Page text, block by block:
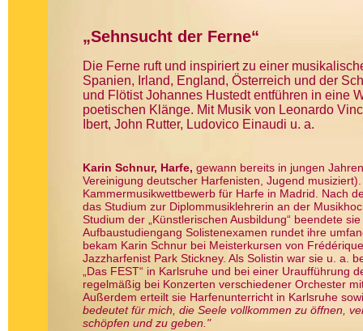
„Sehnsucht der Ferne“
Die Ferne ruft und inspiriert zu einer
Spanien, Irland, England, Österreich und der
und Flötist Johannes Hustedt entführen in eine
poetischen Klänge. Mit Musik von Leonardo
Ibert, John Rutter, Ludovico Einaudi u. a.
Karin Schnur, Harfe, gewann bereits in jungen
Vereinigung deutscher Harfenisten, Jugend
Kammermusikwettbewerb für Harfe in Madrid. Nach
das Studium zur Diplommusiklehrerin an der
Studium der „Künstlerischen Ausbildung“ beendete
Aufbaustudiengang Solistenexamen rundet ihre
bekam Karin Schnur bei Meisterkursen von
Jazzharfenist Park Stickney. Als Solistin war sie u. a.
„Das FEST“ in Karlsruhe und bei einer Uraufführung
regelmäßig bei Konzerten verschiedener Orchester
Außerdem erteilt sie Harfenunterricht in Karlsruhe
bedeutet für mich, die Seele vollkommen zu öffnen,
schöpfen und zu geben."